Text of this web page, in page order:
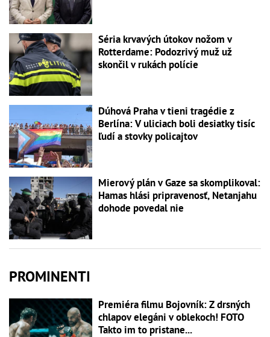
Séria krvavých útokov nožom v
Rotterdame: Podozrivý muž už
skončil v rukách polície
Dúhová Praha v tieni tragédie z
Berlína: V uliciach boli desiatky tisíc
ľudí a stovky policajtov
Mierový plán v Gaze sa skomplikoval:
Hamas hlási pripravenosť, Netanjahu
dohode povedal nie
PROMINENTI
Premiéra filmu Bojovník: Z drsných
chlapov elegáni v oblekoch! FOTO
Takto im to pristane...